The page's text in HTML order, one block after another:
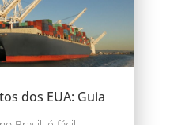
dos EUA: Guia